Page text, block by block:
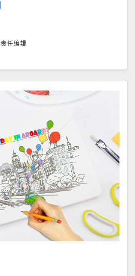
责任编辑